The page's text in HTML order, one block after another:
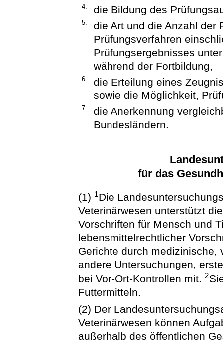
4. die Bildung des
5.
die Art und die Anzahl der
Prüfungsverfahren
Prüfungsergebnisses
während der Fortbildung,
6.
die Erteilung eines
sowie die Möglichkeit,
7.
die Anerkennung
Bundesländern.
für das
(1) 1Die
Veterinärwesen unterstützt
Vorschriften für Mensch und
lebensmittelrechtlicher
Gerichte durch medizinische,
andere Untersuchungen,
bei Vor-Ort-Kontrollen mit.2
Futtermitteln.
(2) Der
Veterinärwesen können
außerhalb des öffentlichen